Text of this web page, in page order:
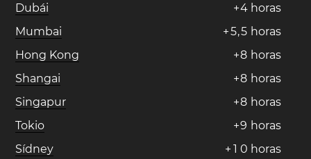
Dubái
+4 horas
Mumbai
+5,5 horas
Hong Kong
+8 horas
Shangai
+8 horas
Singapur
+8 horas
Tokio
+9 horas
Sídney
+ 1 0 horas